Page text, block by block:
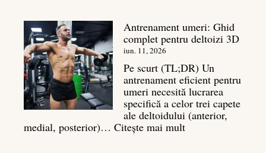
culturism:
Inamicul
tăcut
al
masei
musculare
Antrenament umeri: Ghid
complet pentru deltoizi 3D
iun. 11, 2026
Pe scurt (TL;DR) Un
antrenament eficient pentru
umeri necesită lucrarea
specifică a celor trei capete
ale deltoidului (anterior,
medial, posterior)… Citește mai mult: